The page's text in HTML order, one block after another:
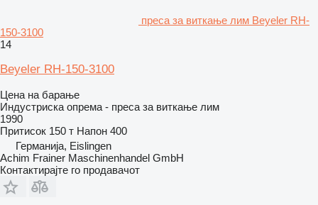
преса за виткање лим Beyeler RH-
150-3100
14
Beyeler RH-150-3100
Цена на барање
Индустриска опрема - преса за виткање лим
1990
Притисок 150 т Напон 400
Германија, Eislingen
Achim Frainer Maschinenhandel GmbH
Контактирајте го продавачот